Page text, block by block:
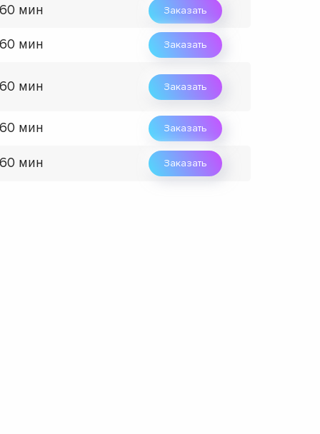
мин Заказать
мин Заказать
мин Заказать
мин Заказать
мин Заказать